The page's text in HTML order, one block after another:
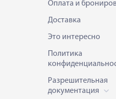
Оплата и
Доставка
Это интересно
Политика
Разрешительная
документация